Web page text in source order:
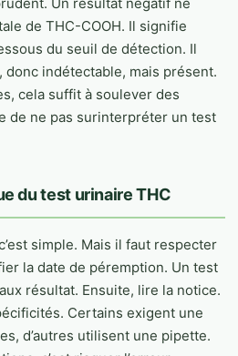
de THC-COOH. Il signifie
du seuil de détection. Il
indétectable, mais présent.
cela suffit à soulever des
de ne pas surinterpréter un test
du test urinaire THC
simple. Mais il faut respecter
la date de péremption. Un test
résultat. Ensuite, lire la notice.
Certains exigent une
d’autres utilisent une pipette.